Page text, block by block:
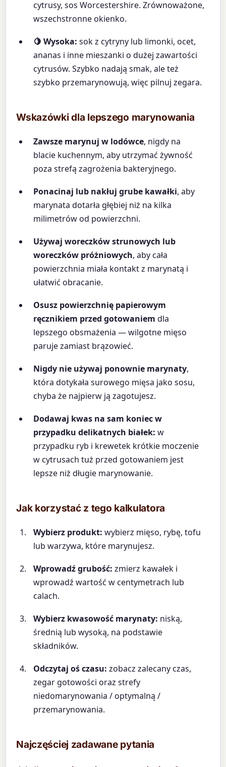
cytrusy, sos Worcestershire. Zrównoważone,
wszechstronne okienko.
🍋 Wysoka: sok z cytryny lub limonki, ocet,
ananas i inne mieszanki o dużej zawartości
cytrusów. Szybko nadają smak, ale też
szybko przemarynowują, więc pilnuj zegara.
Wskazówki dla lepszego marynowania
Zawsze marynuj w lodówce, nigdy na
blacie kuchennym, aby utrzymać żywność
poza strefą zagrożenia bakteryjnego.
Ponacinaj lub nakłuj grube kawałki, aby
marynata dotarła głębiej niż na kilka
milimetrów od powierzchni.
Używaj woreczków strunowych lub
woreczków próżniowych, aby cała
powierzchnia miała kontakt z marynatą i
ułatwić obracanie.
Osusz powierzchnię papierowym
ręcznikiem przed gotowaniem dla
lepszego obsmażenia — wilgotne mięso
paruje zamiast brązowieć.
Nigdy nie używaj ponownie marynaty,
która dotykała surowego mięsa jako sosu,
chyba że najpierw ją zagotujesz.
Dodawaj kwas na sam koniec w
przypadku delikatnych białek: w
przypadku ryb i krewetek krótkie moczenie
w cytrusach tuż przed gotowaniem jest
lepsze niż długie marynowanie.
Jak korzystać z tego kalkulatora
Wybierz produkt: wybierz mięso, rybę, tofu
lub warzywa, które marynujesz.
Wprowadź grubość: zmierz kawałek i
wprowadź wartość w centymetrach lub
calach.
Wybierz kwasowość marynaty: niską,
średnią lub wysoką, na podstawie
składników.
Odczytaj oś czasu: zobacz zalecany czas,
zegar gotowości oraz strefy
niedomarynowania / optymalną /
przemarynowania.
Najczęściej zadawane pytania